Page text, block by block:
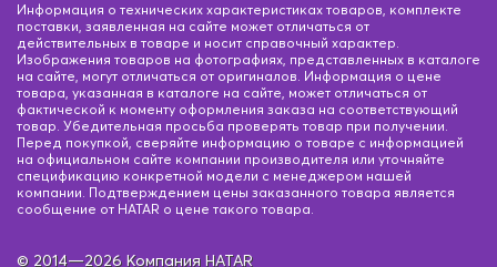
Информация о технических характеристиках товаров, комплекте
поставки, заявленная на сайте может отличаться от
действительных в товаре и носит справочный характер.
Изображения товаров на фотографиях, представленных в каталоге
на сайте, могут отличаться от оригиналов. Информация о цене
товара, указанная в каталоге на сайте, может отличаться от
фактической к моменту оформления заказа на соответствующий
товар. Убедительная просьба проверять товар при получении.
Перед покупкой, сверяйте информацию о товаре с информацией
на официальном сайте компании производителя или уточняйте
спецификацию конкретной модели с менеджером нашей
компании. Подтверждением цены заказанного товара является
сообщение от HATAR о цене такого товара.
© 2014—2026 Компания HATAR